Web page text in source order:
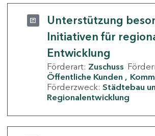
Unterstützung
Initiativen für
Entwicklung
Förderart: Zuschuss
Öffentliche Kunden
Förderzweck: Städtebau
Regionalentwicklung